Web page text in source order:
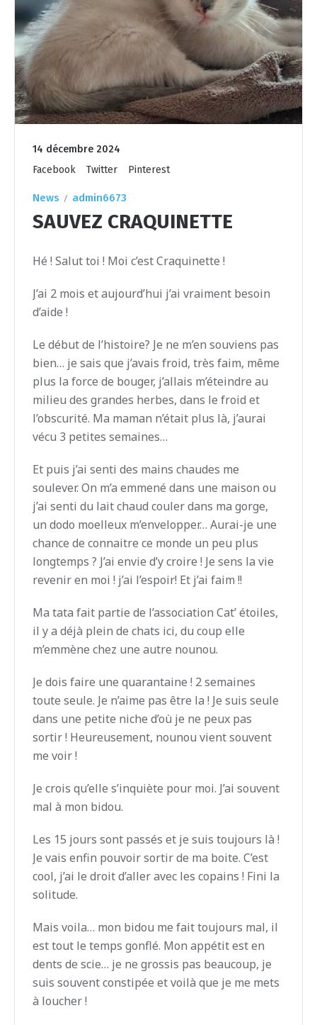
14 décembre 2024
Facebook
Twitter Pinterest
News admin6673
SAUVEZ CRAQUINETTE
Hé ! Salut toi ! Moi c’est Craquinette !
J’ai 2 mois et aujourd’hui j’ai vraiment besoin
d’aide !
Le début de l’histoire? Je ne m’en souviens pas
bien… je sais que j’avais froid, très faim, même
plus la force de bouger, j’allais m’éteindre au
milieu des grandes herbes, dans le froid et
l’obscurité. Ma maman n’était plus là, j’aurai
vécu 3 petites semaines…
Et puis j’ai senti des mains chaudes me
soulever. On m’a emmené dans une maison ou
j’ai senti du lait chaud couler dans ma gorge,
un dodo moelleux m’envelopper… Aurai-je une
chance de connaitre ce monde un peu plus
longtemps ? J’ai envie d’y croire ! Je sens la vie
revenir en moi ! j’ai l’espoir! Et j’ai faim !!
Ma tata fait partie de l’association Cat’ étoiles,
il y a déjà plein de chats ici, du coup elle
m’emmène chez une autre nounou.
Je dois faire une quarantaine ! 2 semaines
toute seule. Je n’aime pas être la ! Je suis seule
dans une petite niche d’où je ne peux pas
sortir ! Heureusement, nounou vient souvent
me voir !
Je crois qu’elle s’inquiète pour moi. J’ai souvent
mal à mon bidou.
Les 15 jours sont passés et je suis toujours là !
Je vais enfin pouvoir sortir de ma boite. C’est
cool, j’ai le droit d’aller avec les copains ! Fini la
solitude.
Mais voila… mon bidou me fait toujours mal, il
est tout le temps gonflé. Mon appétit est en
dents de scie… je ne grossis pas beaucoup, je
suis souvent constipée et voilà que je me mets
à loucher !